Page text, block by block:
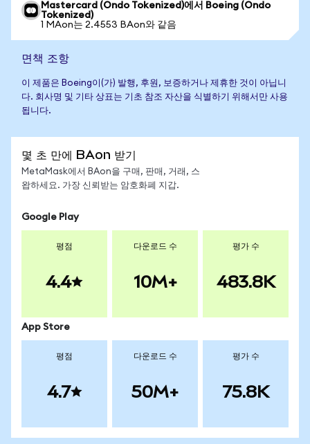
Mastercard (Ondo Tokenized)에서 Boeing (Ondo
Tokenized)
1 MAon는 2.4553 BAon와 같음
면책 조항
이 제품은 Boeing이(가) 발행, 후원, 보증하거나 제휴한 것이 아닙니
다. 회사명 및 기타 상표는 기초 참조 자산을 식별하기 위해서만 사용
됩니다.
몇 초 만에 BAon 받기
MetaMask에서 BAon을 구매, 판매, 거래, 스
왑하세요. 가장 신뢰받는 암호화폐 지갑.
Google Play
평점
4.4
다운로드 수
10M+
평가 수
483.8K
App Store
평점
4.7
다운로드 수
50M+
평가 수
75.8K